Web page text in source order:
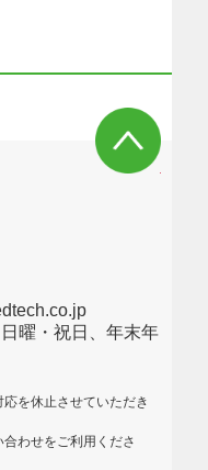
曜・祝日、年末年
を休止させていただき
わせをご利用くださ